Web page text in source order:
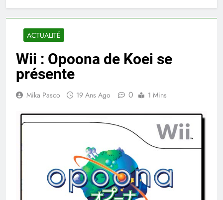
ACTUALITÉ
Wii : Opoona de Koei se
présente
Mika Pasco 19 Ans Ago 0 1 Mins